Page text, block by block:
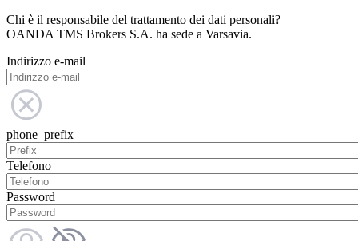
Chi è il responsabile del trattamento dei dati personali?
OANDA TMS Brokers S.A. ha sede a Varsavia.
Indirizzo e-mail
phone_prefix
Telefono
Password